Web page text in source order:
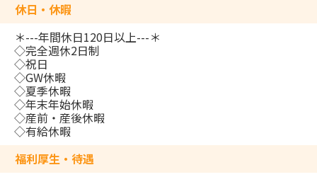
休日・休暇
＊---年間休日120日以上---＊
◇完全週休2日制
◇祝日
◇GW休暇
◇夏季休暇
◇年末年始休暇
◇産前・産後休暇
◇有給休暇
福利厚生・待遇